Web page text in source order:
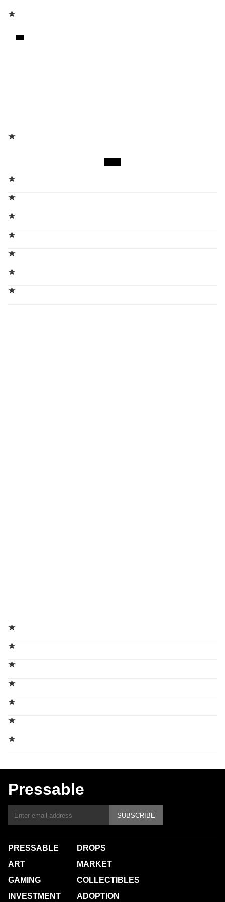
★
★
★
★
★
★
★
★
★
★
★
★
★
★
★
★
Pressable
SUBSCRIBE
PRESSABLE
ART
GAMING
INVESTMENT
DROPS
MARKET
COLLECTIBLES
ADOPTION